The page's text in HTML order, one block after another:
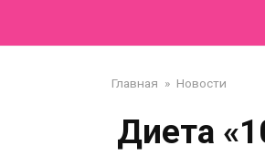
Главная » Новости
Диета